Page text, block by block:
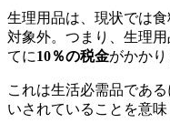
生理用品は、現状では
対象外。つまり、生理
てに10％の税金がかかり
これは生活必需品であ
いされていることを意味